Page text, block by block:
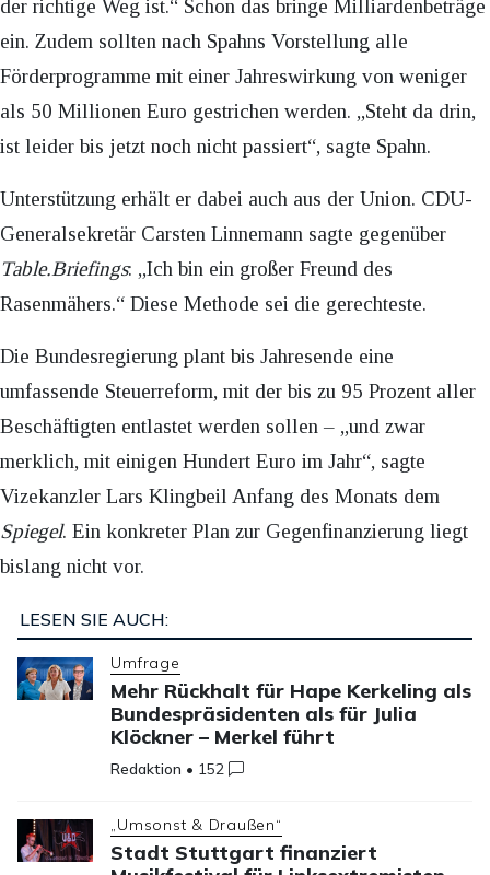
der richtige Weg ist.“ Schon das bringe Milliardenbeträge
ein. Zudem sollten nach Spahns Vorstellung alle
Förderprogramme mit einer Jahreswirkung von weniger
als 50 Millionen Euro gestrichen werden. „Steht da drin,
ist leider bis jetzt noch nicht passiert“, sagte Spahn.
Unterstützung erhält er dabei auch aus der Union. CDU-
Generalsekretär Carsten Linnemann sagte gegenüber
Table.Briefings: „Ich bin ein großer Freund des
Rasenmähers.“ Diese Methode sei die gerechteste.
Die Bundesregierung plant bis Jahresende eine
umfassende Steuerreform, mit der bis zu 95 Prozent aller
Beschäftigten entlastet werden sollen – „und zwar
merklich, mit einigen Hundert Euro im Jahr“, sagte
Vizekanzler Lars Klingbeil Anfang des Monats dem
Spiegel. Ein konkreter Plan zur Gegenfinanzierung liegt
bislang nicht vor.
LESEN SIE AUCH:
Umfrage
Mehr Rückhalt für Hape Kerkeling als
Bundespräsidenten als für Julia
Klöckner – Merkel führt
Redaktion • 152
„Umsonst & Draußen“
Stadt Stuttgart finanziert